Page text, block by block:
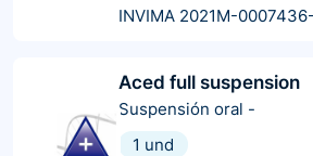
INVIMA 2021M-
Aced full suspension
Suspensión oral -
1 und